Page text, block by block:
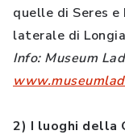
quelle di Seres
laterale di
Info: Museum
2) I luoghi della